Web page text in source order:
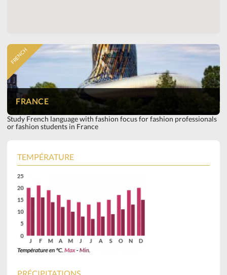
FRENCH
FRANCE
Study French language with fashion focus for fashion professionals
or fashion students in France
TEMPÉRATURE